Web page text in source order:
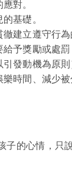
對。
基礎。
建立遵守行為
予獎勵或處罰
發動機為原則
時間、減少被
的心情，只